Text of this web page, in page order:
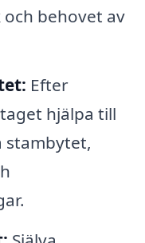
behovet av
Efter
hjälpa till
stambytet,